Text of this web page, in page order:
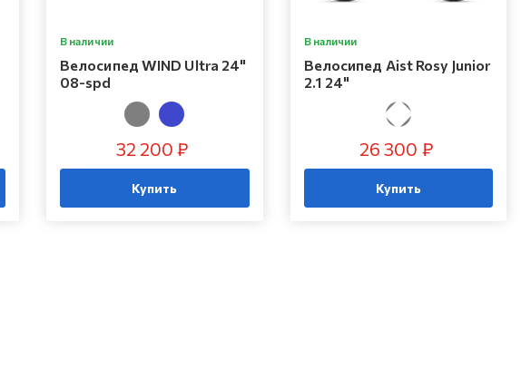
В наличии
Велосипед WIND Ultra 24"
08-spd
32 200 ₽
Купить
В наличии
Велосипед Aist Rosy Junior
2.1 24"
26 300 ₽
Купить